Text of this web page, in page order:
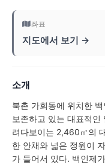
좌표
지도에서 보기 →
소개
북촌 가회동에 위치한
보존하고 있는 대표적인
려다보이는 2,460㎡의
한 안채와 넓은 정원이
가 들어서 있다. 백인제